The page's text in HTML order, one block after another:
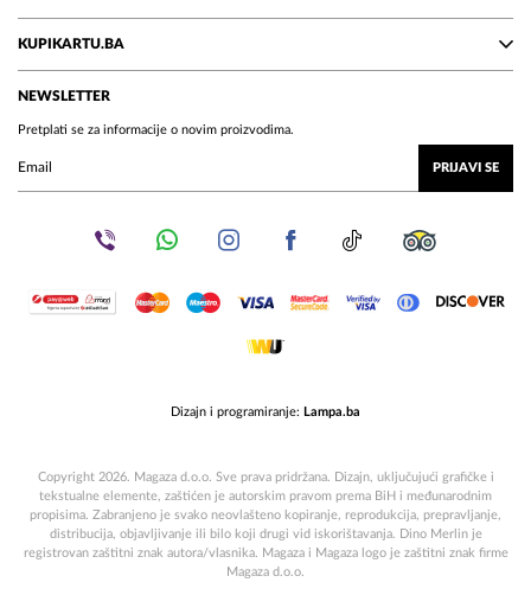
KUPIKARTU.BA
NEWSLETTER
Pretplati se za informacije o novim proizvodima.
PRIJAVI SE
Dizajn i programiranje: Lampa.ba
Copyright 2026. Magaza d.o.o. Sve prava pridržana. Dizajn, uključujući grafičke i
tekstualne elemente, zaštićen je autorskim pravom prema BiH i međunarodnim
propisima. Zabranjeno je svako neovlašteno kopiranje, reprodukcija, prepravljanje,
distribucija, objavljivanje ili bilo koji drugi vid iskorištavanja. Dino Merlin je
registrovan zaštitni znak autora/vlasnika. Magaza i Magaza logo je zaštitni znak firme
Magaza d.o.o.